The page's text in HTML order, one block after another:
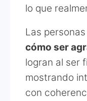
lo que
Las
cómo ser
logran al ser
mostrando
con